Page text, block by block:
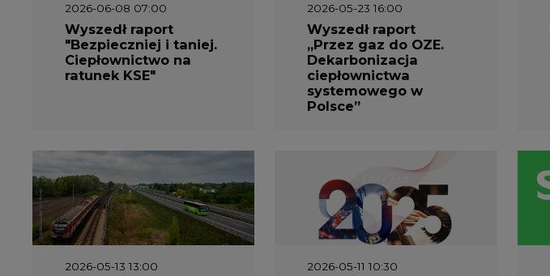
2026-06-08 07:00
Wyszedł raport
"Bezpieczniej i taniej.
Ciepłownictwo na
ratunek KSE"
2026-05-23 16:00
Wyszedł raport
„Przez gaz do OZE.
Dekarbonizacja
ciepłownictwa
systemowego w
Polsce”
2026-05-13 13:00 2026-05-11 10:30